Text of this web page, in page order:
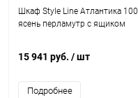
Шкаф Style Line Атлантика 100
ясень перламутр с ящиком
15 941 руб. / шт
Подробнее